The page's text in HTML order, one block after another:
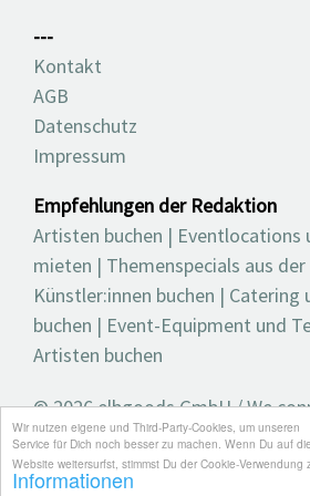
Wir nutzen eigene und Third-Party-Cookies, um unseren
Service für Dich noch besser zu machen. Wenn Du auf
Website weitersurfst, stimmst Du der Cookie-Verwendung
Informationen
---
Kontakt
AGB
Datenschutz
Impressum
Empfehlungen der Redaktion
Artisten buchen | Eventlocations
mieten | Themenspecials aus
Künstler:innen buchen | Catering
buchen | Event-Equipment und
Artisten buchen
© 2026 elbgoods GmbH / We
industry / Medienvielfalt für die
Eventbranchenbuch, Blog,